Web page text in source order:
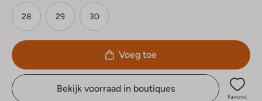
28 29 30
Voeg toe
Bekijk voorraad in boutiques
Favoriet